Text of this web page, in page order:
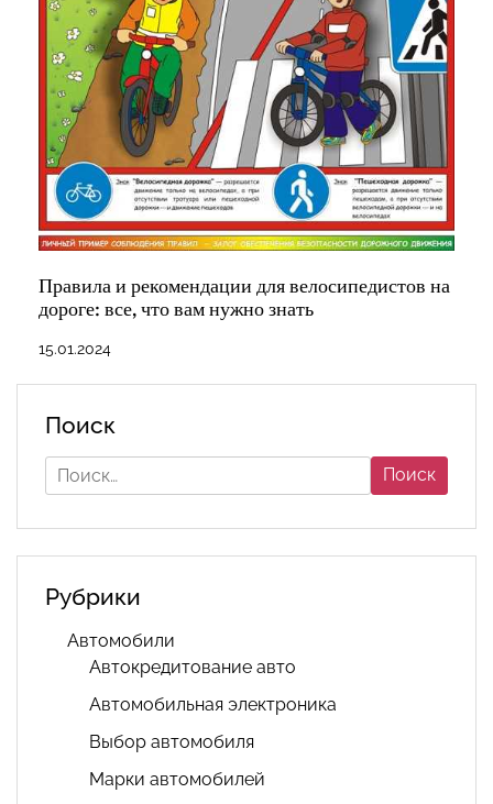
Правила и рекомендации для велосипедистов на
дороге: все, что вам нужно знать
15.01.2024
Поиск
Найти:
Рубрики
Автомобили
Автокредитование авто
Автомобильная электроника
Выбор автомобиля
Марки автомобилей